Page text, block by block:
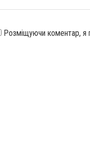
Розміщуючи коментар, я